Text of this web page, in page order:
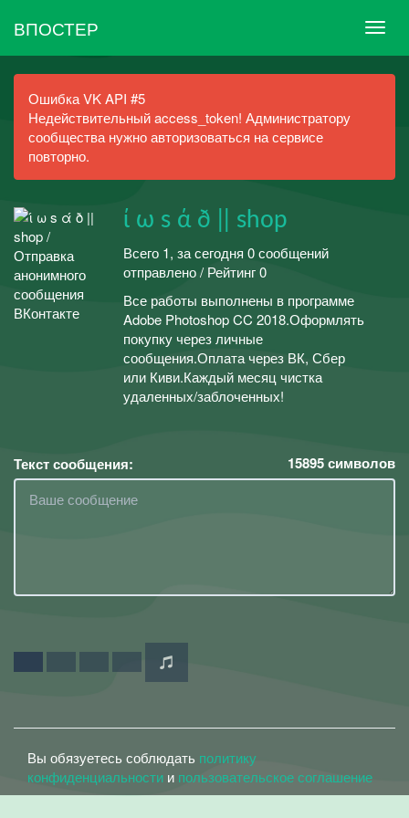
ВПОСТЕР
Ошибка VK API #5
Недействительный access_token! Администратору
сообщества нужно авторизоваться на сервисе
повторно.
ί ω s ά ð || shop
Всего 1, за сегодня 0 сообщений
отправлено / Рейтинг 0
Все работы выполнены в программе
Adobe Photoshop CC 2018.Оформлять
покупку через личные
сообщения.Оплата через ВК, Сбер
или Киви.Каждый месяц чистка
удаленных/заблоченных!
Текст сообщения: 15895символов
Вы обязуетесь соблюдать политику
конфиденциальности и пользовательское соглашение